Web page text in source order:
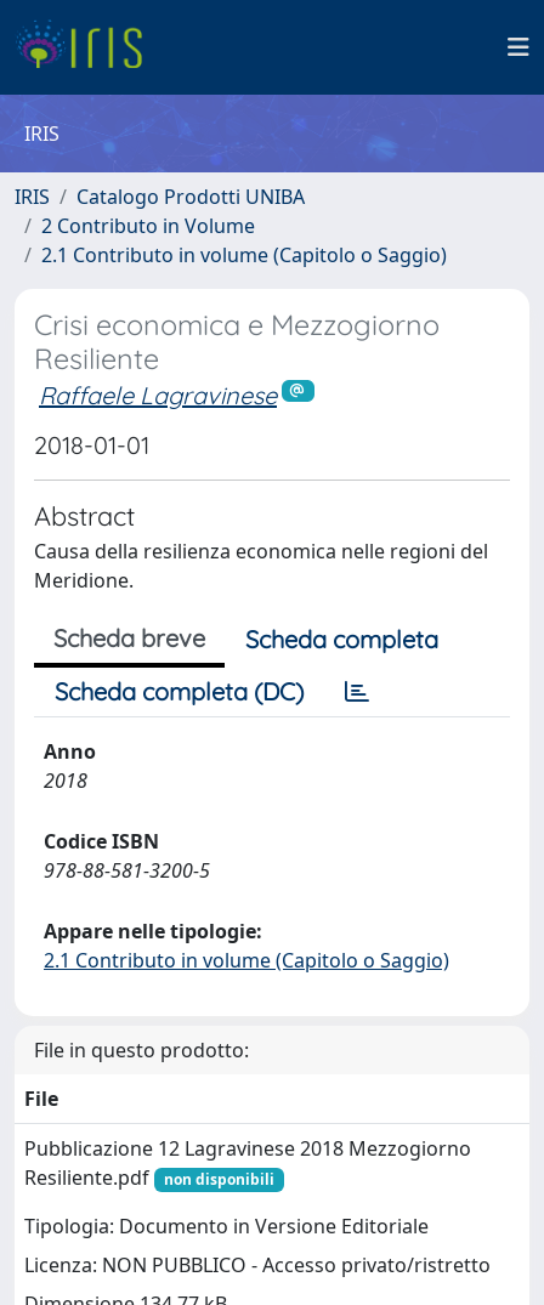
IRIS
IRIS
Catalogo Prodotti UNIBA
2 Contributo in Volume
2.1 Contributo in volume (Capitolo o Saggio)
Crisi economica e Mezzogiorno
Resiliente
Raffaele Lagravinese
2018-01-01
Abstract
Causa della resilienza economica nelle regioni del
Meridione.
Scheda breve
Scheda completa
Scheda completa (DC)
Anno
2018
Codice ISBN
978-88-581-3200-5
Appare nelle tipologie:
2.1 Contributo in volume (Capitolo o Saggio)
File in questo prodotto:
File
Pubblicazione 12 Lagravinese 2018 Mezzogiorno
Resiliente.pdf
non disponibili
Tipologia: Documento in Versione Editoriale
Licenza: NON PUBBLICO - Accesso privato/ristretto